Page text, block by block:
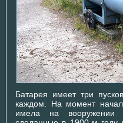
Батарея имеет три
каждом. На момент
имела на вооружении